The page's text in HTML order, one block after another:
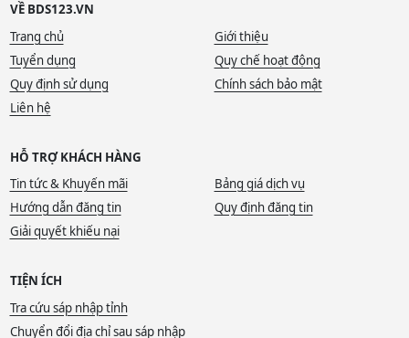
VỀ BDS123.VN
Trang chủ
Giới thiệu
Tuyển dụng
Quy chế hoạt động
Quy định sử dụng
Chính sách bảo mật
Liên hệ
HỖ TRỢ KHÁCH HÀNG
Tin tức & Khuyến mãi
Bảng giá dịch vụ
Hướng dẫn đăng tin
Quy định đăng tin
Giải quyết khiếu nại
TIỆN ÍCH
Tra cứu sáp nhập tỉnh
Chuyển đổi địa chỉ sau sáp nhập